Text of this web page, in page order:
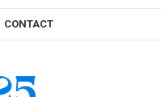
CONTACT